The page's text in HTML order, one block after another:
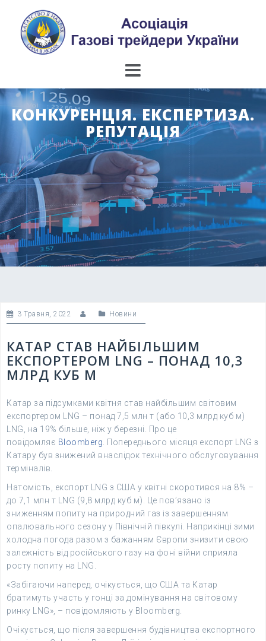
content
КОНКУРЕНЦІЯ. ЕКСПЕРТИЗА.
РЕПУТАЦІЯ
3 Травня, 2022 Новини
КАТАР СТАВ НАЙБІЛЬШИМ
ЕКСПОРТЕРОМ LNG – ПОНАД 10,3
МЛРД КУБ М
Катар за підсумками квітня став найбільшим світовим
експортером LNG – понад 7,5 млн т (або 10,3 млрд куб м)
LNG, на 19% більше, ніж у березні. Про це
повідомляє Bloomberg . Попереднього місяця експорт LNG з
Катару був знижений внаслідок технічного обслуговування
терміналів.
Натомість, експорт LNG з США у квітні скоротився на 8% –
до 7,1 млн т LNG (9,8 млрд куб м). Це пов’язано із
зниженням попиту на природний газ із завершенням
опалювального сезону у Північній півкулі. Наприкінці зими
холодна погода разом з бажанням Європи знизити свою
залежність від російського газу на фоні війни сприяла
росту попиту на LNG.
«Забігаючи наперед, очікується, що США та Катар
братимуть участь у гонці за домінування на світовому
ринку LNG», – повідомляють у Bloomberg.
Очікується, що після завершення будівництва експортного